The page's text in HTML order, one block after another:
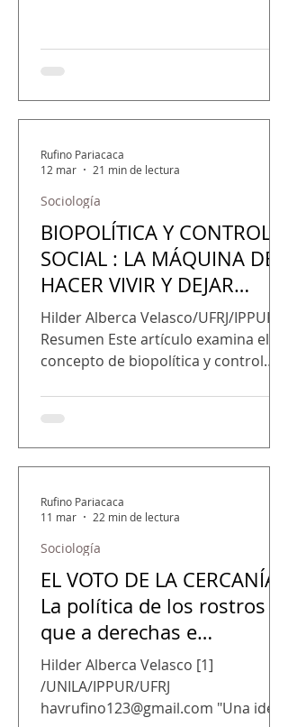
recuperado". La tierra no miente,
quienes mienten son los mapas que
experiencia corpórea del territorio,
del dolor de la tierra arrancada, del
agua envenenada, del bosque
convertido en commodities. Se trata
de una sabiduría que emerge de los
BIOPOLÍTICA Y CONTROL
SOCIAL : LA MÁQUINA DE
HACER VIVIR Y DEJAR
MORIR
Hilder Alberca Velasco/UFRJ/IPPUR
Resumen Este artículo examina el
concepto de biopolítica y control
castigar y de Giorgio Agamben en El
poder soberano y la vida desnuda:
Homo sacer I . Analiza continuidades
soberanía y vida desnuda,
dispositivo disciplinario y de la
disciplina de los cuerpos a la gestión
biopolítica de las poblaciones. A
Sociología
Rufino Pariacaca
12 mar
21 min de lectura
EL VOTO DE LA CERCANÍA:
La política de los rostros
que a derechas e
izquierdas les sirve por
igual
Hilder Alberca Velasco [1]
/UNILA/IPPUR/UFRJ
havrufino123@gmail.com "Una idea
Sociología
Rufino Pariacaca
11 mar
22 min de lectura